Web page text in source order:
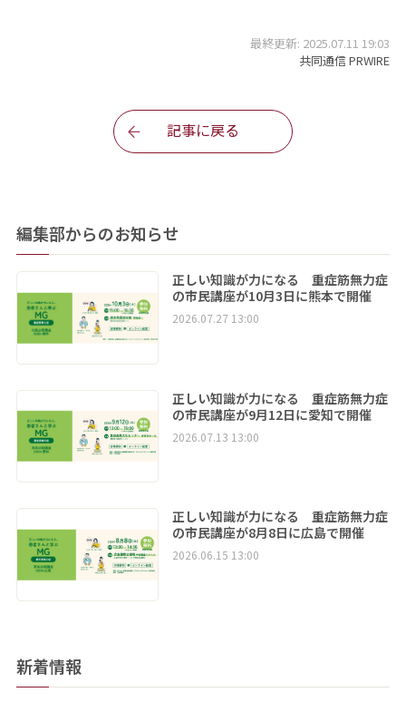
最終更新: 2025.07.11 19:03
共同通信 PRWIRE
記事に戻る
編集部からのお知らせ
正しい知識が力になる 重症筋無力症
の市民講座が10月3日に熊本で開催
2026.07.27 13:00
正しい知識が力になる 重症筋無力症
の市民講座が9月12日に愛知で開催
2026.07.13 13:00
正しい知識が力になる 重症筋無力症
の市民講座が8月8日に広島で開催
2026.06.15 13:00
新着情報